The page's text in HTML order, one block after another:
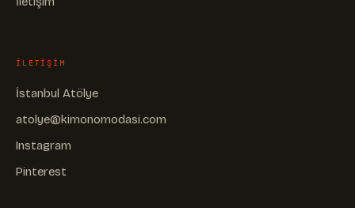
ILETIŞIM
İstanbul Atölye
atolye@kimonomodasi.com
Instagram
Pinterest